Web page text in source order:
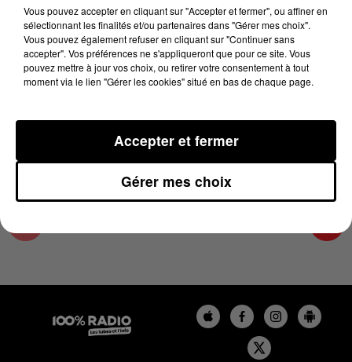
9 janvier 2025 - 4 min 12 sec
LES INFOS DE L'HÉRAULT DU 09/01/2025 À
07H29
Podcasts infos de l'Hérault
Vous pouvez accepter en cliquant sur "Accepter et fermer", ou affiner en
sélectionnant les finalités et/ou partenaires dans "Gérer mes choix".
Vous pouvez également refuser en cliquant sur "Continuer sans
accepter". Vos préférences ne s'appliqueront que pour ce site. Vous
pouvez mettre à jour vos choix, ou retirer votre consentement à tout
moment via le lien "Gérer les cookies" situé en bas de chaque page.
Gérer mes choix
Accepter et fermer